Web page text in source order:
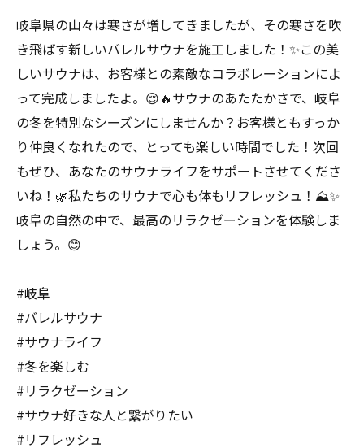
岐阜県の山々は寒さが増してきましたが、その寒さを吹
き飛ばす新しいバレルサウナを施工しました！✨この美
しいサウナは、お客様との素敵なコラボレーションによ
って完成しましたよ。😌🔥サウナのあたたかさで、岐阜
の冬を特別なシーズンにしませんか？お客様ともすっか
り仲良くなれたので、とっても楽しい時間でした！次回
もぜひ、あなたのサウナライフをサポートさせてくださ
いね！🌿私たちのサウナで心も体もリフレッシュ！⛰️✨
岐阜の自然の中で、最高のリラクゼーションを体験しま
しょう。😊
#岐阜
#バレルサウナ
#サウナライフ
#冬を楽しむ
#リラクゼーション
#サウナ好きな人と繋がりたい
#リフレッシュ